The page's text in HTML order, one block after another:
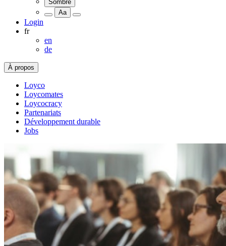
Sombre
Aa
Login
fr
en
de
À propos
Loyco
Loycomates
Loycocracy
Partenariats
Développement durable
Jobs